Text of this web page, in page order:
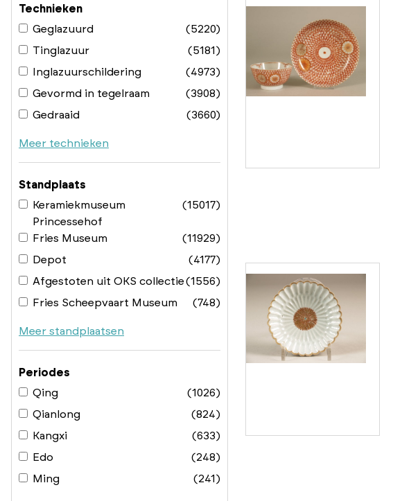
Technieken
Geglazuurd
(5220)
Tinglazuur
(5181)
Inglazuurschildering
(4973)
Gevormd in tegelraam
(3908)
Gedraaid
(3660)
Meer technieken
Standplaats
Keramiekmuseum
Princessehof
(15017)
Fries Museum
(11929)
Depot
(4177)
Afgestoten uit OKS collectie(1556)
Fries Scheepvaart Museum
(748)
Meer standplaatsen
Periodes
Qing
(1026)
Qianlong
(824)
Kangxi
(633)
Edo
(248)
Ming
(241)